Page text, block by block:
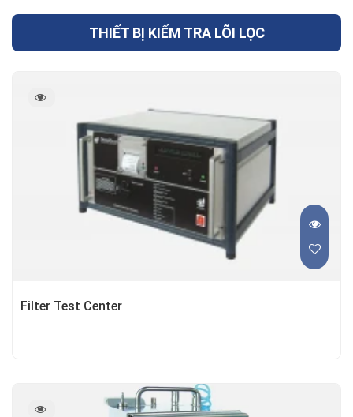
THIẾT BỊ KIỂM TRA LÕI LỌC
Filter Test Center